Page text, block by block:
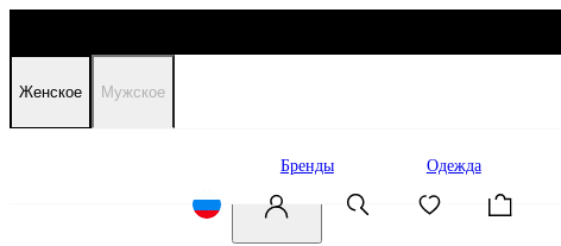
Женское Мужское
Бренды Одежда